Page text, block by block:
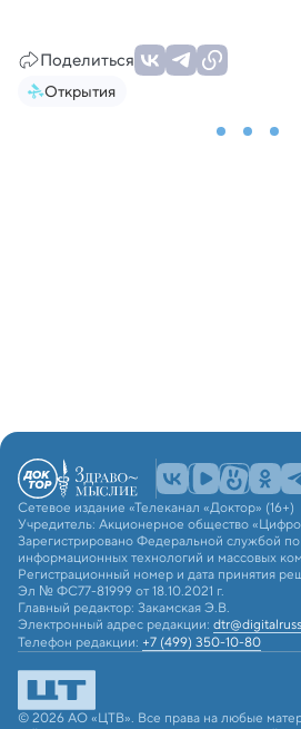
Поделиться
Открытия
Сетевое издание «Телеканал «Доктор» (16+)
Учредитель: Акционерное общество
Зарегистрировано Федеральной службой по
информационных технологий и массовых
Регистрационный номер и дата принятия
Эл № ФС77-81999 от 18.10.2021 г.
Главный редактор: Закамская Э.В.
Электронный адрес редакции:
Телефон редакции: +7 (499) 350-10-80
© 2026 АО «ЦТВ». Все права на любые